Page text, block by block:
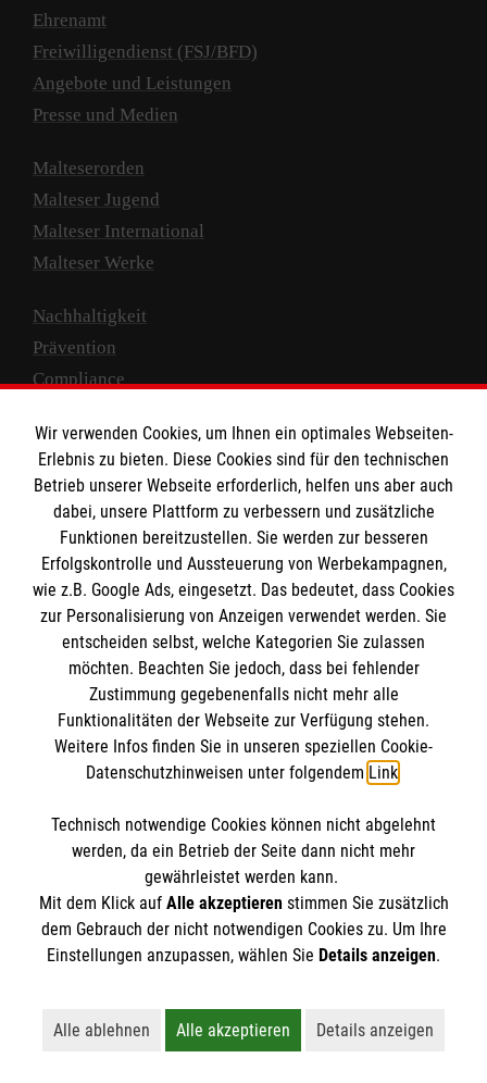
Ehrenamt
Freiwilligendienst (FSJ/BFD)
Angebote und Leistungen
Presse und Medien
Malteserorden
Malteser Jugend
Malteser International
Malteser Werke
Nachhaltigkeit
Prävention
Compliance
Spenden und Helfen
Spendenkonto
Empfänger: Malteser Hilfsdienst e.V.
IBAN: DE10 3706 0120 1201 2000 12
BIC: GENODED 1PA7
Newsletter abonnieren
Cookies verwalten| AGB|Impressum|Datenschutz|
Barrierefreiheit|Kontakt|Sharepoint|Mediathek
Wir verwenden Cookies, um Ihnen ein optimales Webseiten-
Erlebnis zu bieten. Diese Cookies sind für den technischen
Betrieb unserer Webseite erforderlich, helfen uns aber auch
dabei, unsere Plattform zu verbessern und zusätzliche
Funktionen bereitzustellen. Sie werden zur besseren
Erfolgskontrolle und Aussteuerung von Werbekampagnen,
wie z.B. Google Ads, eingesetzt. Das bedeutet, dass Cookies
zur Personalisierung von Anzeigen verwendet werden. Sie
entscheiden selbst, welche Kategorien Sie zulassen
möchten. Beachten Sie jedoch, dass bei fehlender
Zustimmung gegebenenfalls nicht mehr alle
Funktionalitäten der Webseite zur Verfügung stehen.
Weitere Infos finden Sie in unseren speziellen Cookie-
Datenschutzhinweisen unter folgendem Link.
Technisch notwendige Cookies können nicht abgelehnt
werden, da ein Betrieb der Seite dann nicht mehr
gewährleistet werden kann.
Mit dem Klick auf Alle akzeptierenstimmen Sie zusätzlich
dem Gebrauch der nicht notwendigen Cookies zu. Um Ihre
Einstellungen anzupassen, wählen Sie Details anzeigen.
Alle ablehnen
Lehnt alle nicht-essentiellen Cookies ab
Alle akzeptieren
Akzeptiert alle Cookies
Details anzeigen